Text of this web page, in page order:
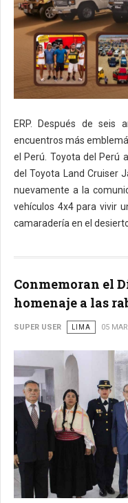
ERP. Después de seis
encuentros más
el Perú. Toyota del Perú
del Toyota Land Cruiser
nuevamente a la
vehículos 4x4 para vivir
camaradería en el
Conmemoran el
homenaje a las
SUPER USER LIMA 05